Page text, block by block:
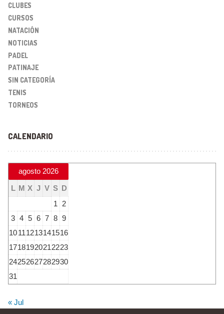
CLUBES
CURSOS
NATACIÓN
NOTICIAS
PADEL
PATINAJE
SIN CATEGORÍA
TENIS
TORNEOS
CALENDARIO
agosto 2026
L M X J V S D
1
2
3 4 5 6 7 8 9
10111213141516
17181920212223
24252627282930
31
« Jul